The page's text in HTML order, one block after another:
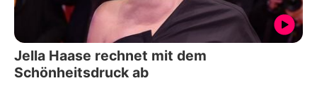
Jella Haase rechnet mit dem
Schönheitsdruck ab